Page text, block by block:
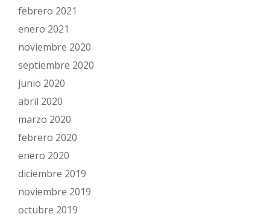
febrero 2021
enero 2021
noviembre 2020
septiembre 2020
junio 2020
abril 2020
marzo 2020
febrero 2020
enero 2020
diciembre 2019
noviembre 2019
octubre 2019